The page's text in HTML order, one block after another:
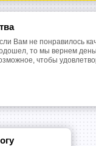
Вам не понравилось
то мы вернем
чтобы